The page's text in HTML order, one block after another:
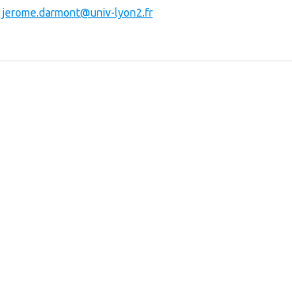
jerome.darmont@univ-lyon2.fr